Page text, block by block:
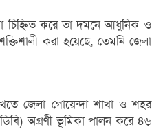
চিহ্নিত করে তা দমনে আধুনিক ও
করা হয়েছে, তেমনি জেলা
জেলা গোয়েন্দা শাখা ও শহর
অগ্রণী ভূমিকা পালন করে ৪৬